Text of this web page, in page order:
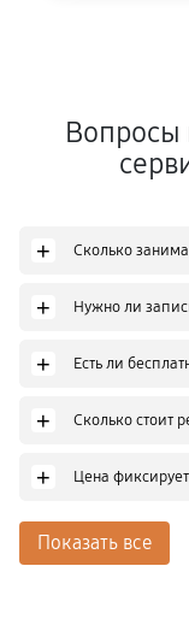
Вопросы
+ Сколько
+ Нужно ли
+ Есть ли
+ Сколько стоит
+ Цена
Показать все